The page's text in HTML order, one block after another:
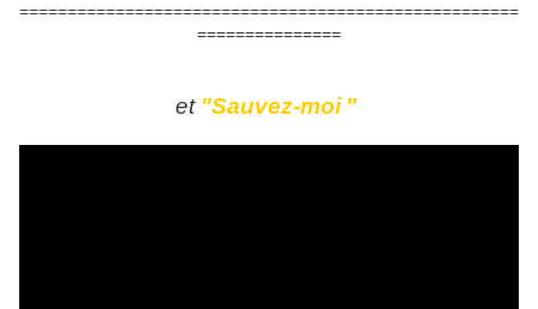
====================================================
===============
et "Sauvez-moi"